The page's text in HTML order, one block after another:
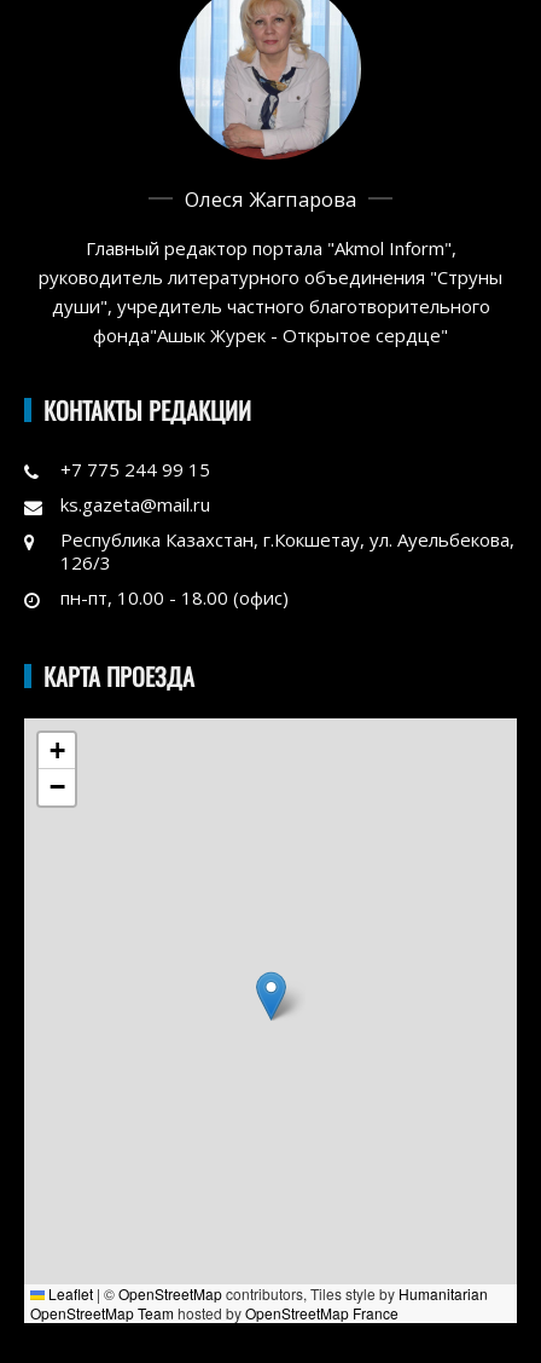
Олеся Жагпарова
Главный редактор портала "Akmol Inform",
руководитель литературного объединения "Струны
души", учредитель частного благотворительного
фонда"Ашык Журек - Открытое сердце"
КОНТАКТЫ РЕДАКЦИИ
+7 775 244 99 15
ks.gazeta@mail.ru
Республика Казахстан, г.Кокшетау, ул. Ауельбекова,
126/3
пн-пт, 10.00 - 18.00 (офис)
КАРТА ПРОЕЗДА
+
−
Leaflet | ©OpenStreetMapcontributors, Tiles style by Humanitarian
OpenStreetMap Teamhosted byOpenStreetMap France